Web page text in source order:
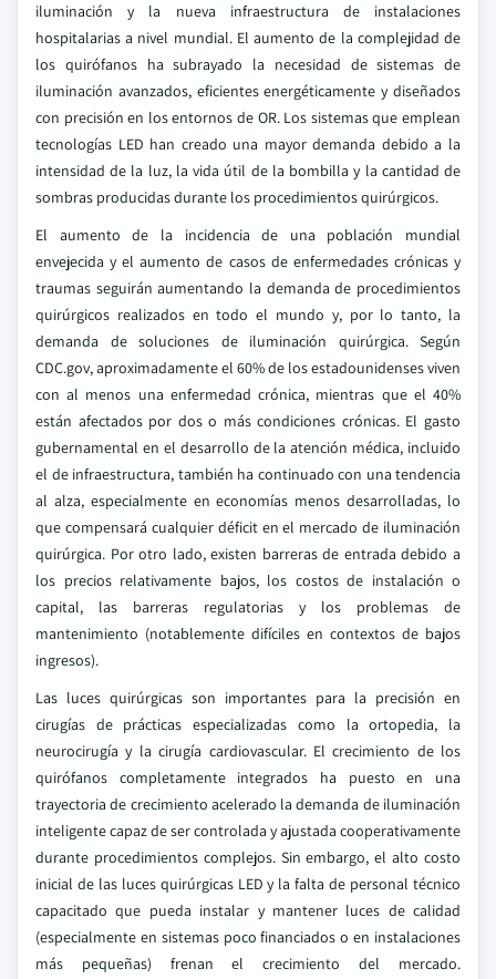
iluminación y la nueva infraestructura de instalaciones
hospitalarias a nivel mundial. El aumento de la complejidad de
los quirófanos ha subrayado la necesidad de sistemas de
iluminación avanzados, eficientes energéticamente y diseñados
con precisión en los entornos de OR. Los sistemas que emplean
tecnologías LED han creado una mayor demanda debido a la
intensidad de la luz, la vida útil de la bombilla y la cantidad de
sombras producidas durante los procedimientos quirúrgicos.
El aumento de la incidencia de una población mundial
envejecida y el aumento de casos de enfermedades crónicas y
traumas seguirán aumentando la demanda de procedimientos
quirúrgicos realizados en todo el mundo y, por lo tanto, la
demanda de soluciones de iluminación quirúrgica. Según
CDC.gov, aproximadamente el 60% de los estadounidenses viven
con al menos una enfermedad crónica, mientras que el 40%
están afectados por dos o más condiciones crónicas. El gasto
gubernamental en el desarrollo de la atención médica, incluido
el de infraestructura, también ha continuado con una tendencia
al alza, especialmente en economías menos desarrolladas, lo
que compensará cualquier déficit en el mercado de iluminación
quirúrgica. Por otro lado, existen barreras de entrada debido a
los precios relativamente bajos, los costos de instalación o
capital, las barreras regulatorias y los problemas de
mantenimiento (notablemente difíciles en contextos de bajos
ingresos).
Las luces quirúrgicas son importantes para la precisión en
cirugías de prácticas especializadas como la ortopedia, la
neurocirugía y la cirugía cardiovascular. El crecimiento de los
quirófanos completamente integrados ha puesto en una
trayectoria de crecimiento acelerado la demanda de iluminación
inteligente capaz de ser controlada y ajustada cooperativamente
durante procedimientos complejos. Sin embargo, el alto costo
inicial de las luces quirúrgicas LED y la falta de personal técnico
capacitado que pueda instalar y mantener luces de calidad
(especialmente en sistemas poco financiados o en instalaciones
más pequeñas) frenan el crecimiento del mercado.